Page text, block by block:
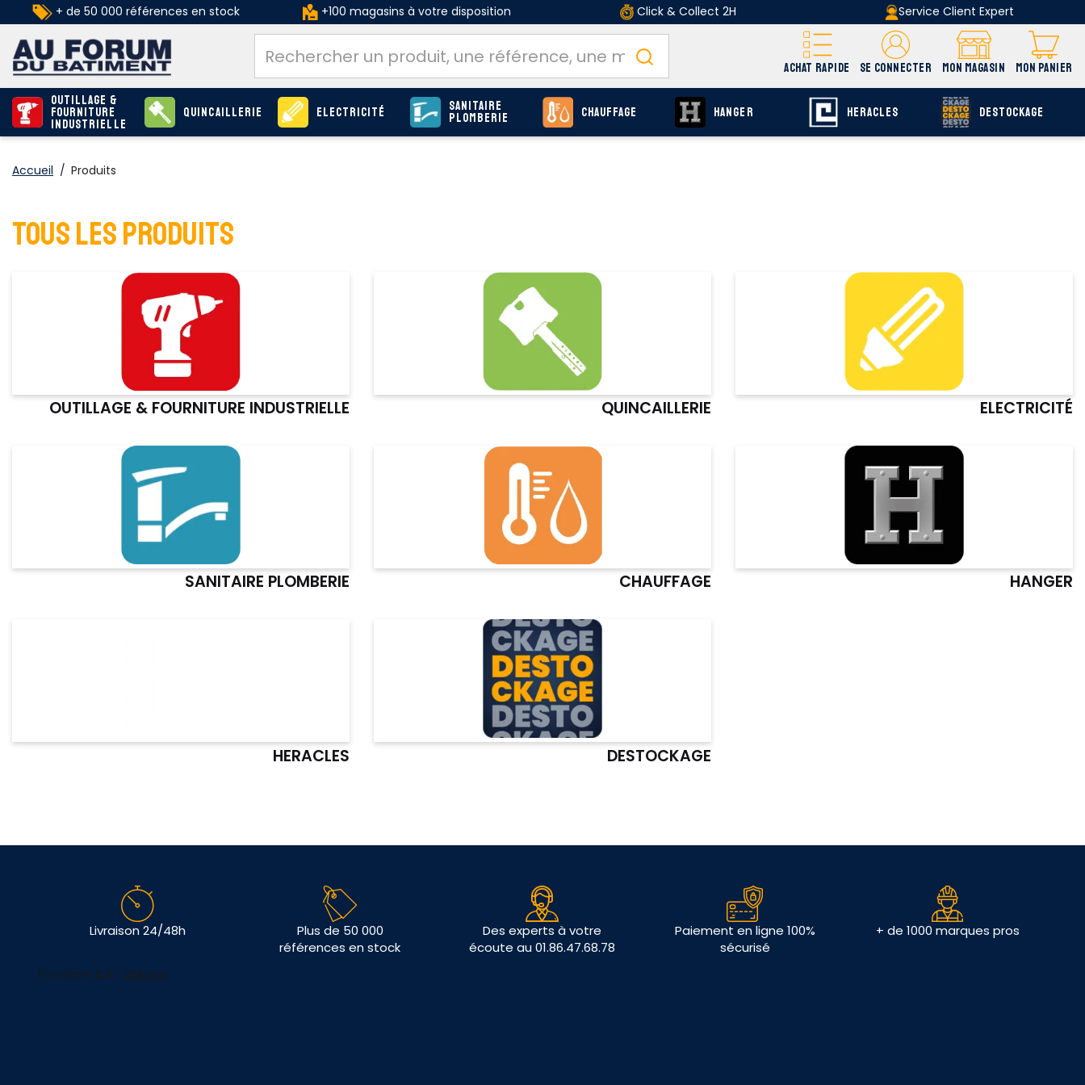
+ de 50 000 références en stock +100 magasins à votre disposition Click & Collect 2H Service Client Expert
ACHAT RAPIDE SE CONNECTER MON MAGASIN MON PANIER
Outillage &
Fourniture
industrielle
Quincaillerie Electricité Sanitaire
Plomberie Chauffage HANGER HERACLES DESTOCKAGE
Accueil / Produits
TOUS LES PRODUITS
OUTILLAGE & FOURNITURE INDUSTRIELLE QUINCAILLERIE ELECTRICITÉ
SANITAIRE PLOMBERIE CHAUFFAGE HANGER
HERACLES DESTOCKAGE
Livraison 24/48h
Plus de 50 000
références en stock
Des experts à votre
écoute au 01.86.47.68.78
Paiement en ligne 100%
sécurisé
+ de 1000 marques pros